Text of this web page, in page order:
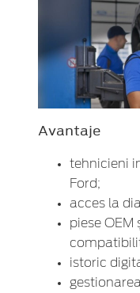
Avantaje
tehnicieni
Ford;
acces la
piese OEM
istoric